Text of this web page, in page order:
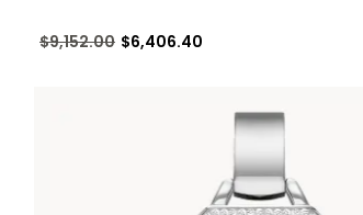
Precio reducido de
$9,152.00a$6,406.40